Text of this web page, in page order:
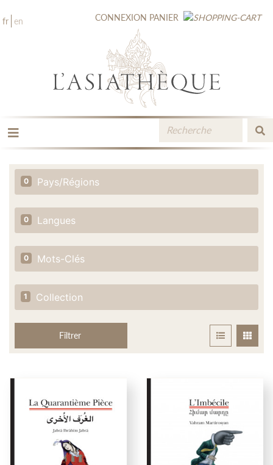
fr en CONNEXION PANIER
LES ÉDITIONS
LA LIBRAIRIE
CATALOGUE
MÉDIATHÈQUE
NOUVEAUTÉS / À PARAÎTRE
0 Pays/Régions
0 Langues
0 Mots-Clés
1 Collection
Filtrer